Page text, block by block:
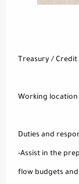
Treasury /
Working location
Duties and
-Assist in the
flow budgets